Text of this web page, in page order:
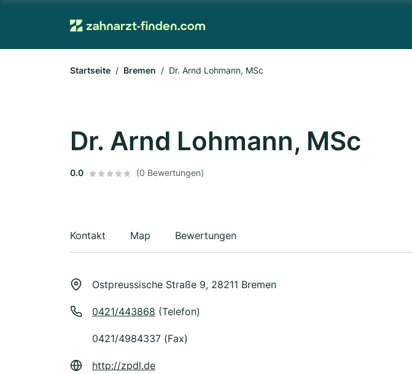
Startseite Bremen Dr. Arnd Lohmann, MSc
Dr. Arnd Lohmann, MSc
0.0 (0 Bewertungen)
Kontakt Map Bewertungen
Ostpreussische Straße 9, 28211 Bremen
0421/443868 (Telefon)
0421/4984337 (Fax)
http://zpdl.de